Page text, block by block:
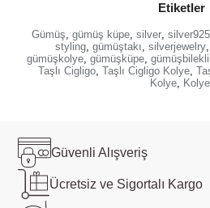
Etiketler
Gümüş, gümüş küpe, silver, silver925
styling, gümüştakı, silverjewelry,
gümüşkolye, gümüşküpe,
Taşlı Cigligo, Taşlı Cigligo Kolye,
Kolye, Kolye
Güvenli Alışveriş
Ücretsiz ve Sigortalı Kargo